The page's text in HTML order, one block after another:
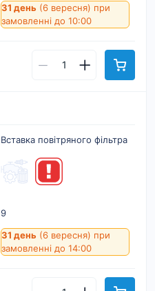
31 день (6 вересня) при
замовленні до 10:00
Вставка повітряного фільтра
9
31 день (6 вересня) при
замовленні до 14:00